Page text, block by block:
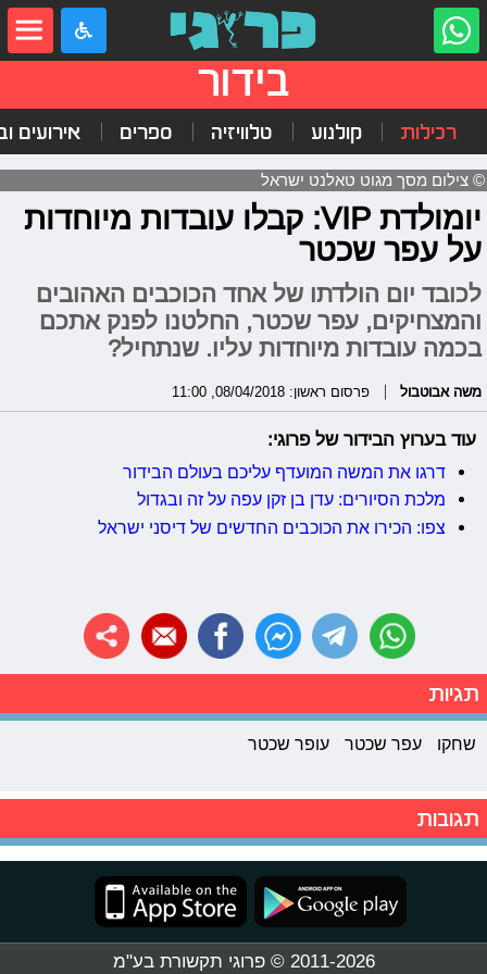
בידור
רכילות קולנוע טלוויזיה ספרים אירועים
© צילום מסך מגוט טאלנט ישראל
יומולדת VIP: קבלו עובדות מיוחדות
על עפר שכטר
לכובד יום הולדתו של אחד הכוכבים האהובים
והמצחיקים, עפר שכטר, החלטנו לפנק אתכם
בכמה עובדות מיוחדות עליו. שנתחיל?
משה אבוטבול פרסום ראשון: 08/04/2018, 11:00
עוד בערוץ הבידור של פרוגי:
דרגו את המשה המועדף עליכם בעולם הבידור
מלכת הסיורים: עדן בן זקן עפה על זה ובגדול
צפו: הכירו את הכוכבים החדשים של דיסני ישראל
תגיות
שחקו עפר שכטר עופר שכטר
תגובות
2011-2026 © פרוגי תקשורת בע"מ